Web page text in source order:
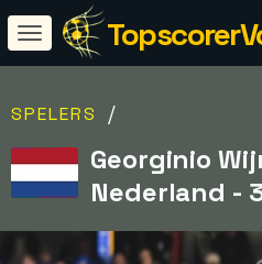
SPELERS /
Georginio
Nederland -